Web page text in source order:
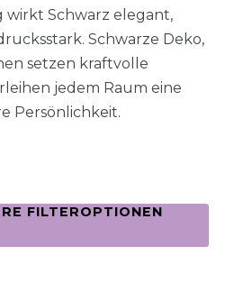
Schwarz elegant,
Schwarze Deko,
setzen kraftvolle
jedem Raum eine
Persönlichkeit.
FILTEROPTIONEN